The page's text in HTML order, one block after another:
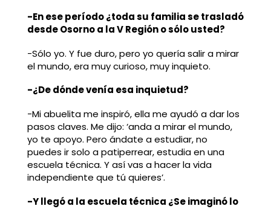
-En ese período ¿toda su familia se trasladó
desde Osorno a la V Región o sólo usted?
-Sólo yo. Y fue duro, pero yo quería salir a mirar
el mundo, era muy curioso, muy inquieto.
-¿De dónde venía esa inquietud?
-Mi abuelita me inspiró, ella me ayudó a dar los
pasos claves. Me dijo: ‘anda a mirar el mundo,
yo te apoyo. Pero ándate a estudiar, no
puedes ir solo a patiperrear, estudia en una
escuela técnica. Y así vas a hacer la vida
independiente que tú quieres’.
-Y llegó a la escuela técnica ¿Se imaginó lo